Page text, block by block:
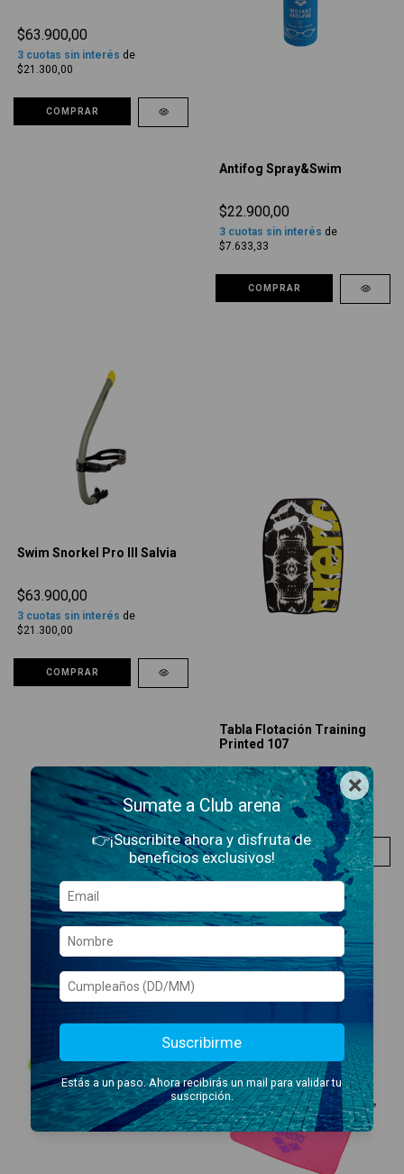
$63.900,00
3 cuotas sin interés de
$21.300,00
COMPRAR
Antifog Spray&Swim
$22.900,00
3 cuotas sin interés de
$7.633,33
COMPRAR
Swim Snorkel Pro III Salvia
$63.900,00
3 cuotas sin interés de
$21.300,00
COMPRAR
Tabla Flotación Training
Printed 107
$54.900,00
3 cuotas sin interés de
$18.300,00
COMPRAR
×
Sumate a Club arena
👉¡Suscribite ahora y disfruta de
beneficios exclusivos!
Suscribirme
Estás a un paso. Ahora recibirás un mail para validar tu
suscripción.